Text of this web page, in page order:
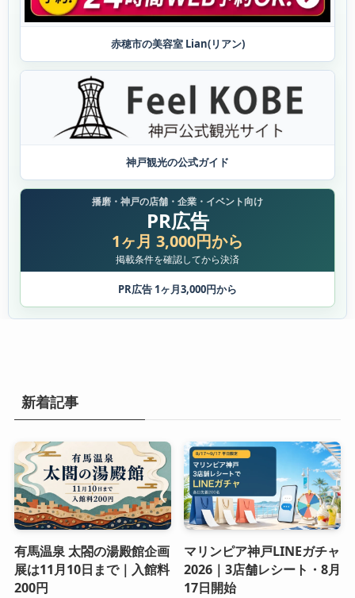
赤穂市の美容室 Lian(リアン)
神戸観光の公式ガイド
播磨・神戸の店舗・企業・イベント向け
PR広告
1ヶ月 3,000円から
掲載条件を確認してから決済
PR広告 1ヶ月3,000円から
新着記事
有馬温泉 太閤の湯殿館企画
展は11月10日まで｜入館料
200円
マリンピア神戸LINEガチャ
2026｜3店舗レシート・8月
17日開始